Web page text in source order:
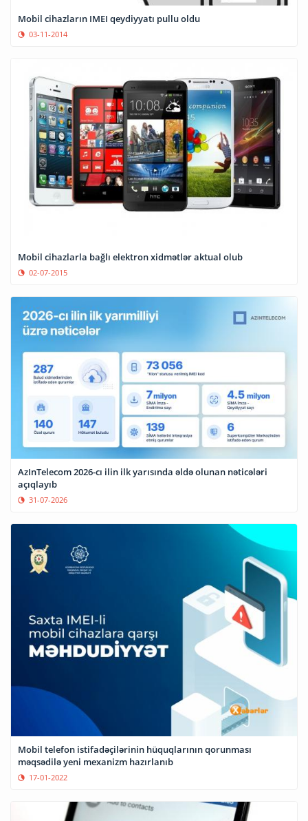
Mobil cihazların IMEI qeydiyyatı pullu oldu
03-11-2014
Mobil cihazlarla bağlı elektron xidmətlər aktual olub
02-07-2015
AzInTelecom 2026-cı ilin ilk yarısında əldə olunan nəticələri
açıqlayıb
31-07-2026
Mobil telefon istifadəçilərinin hüquqlarının qorunması
məqsədilə yeni mexanizm hazırlanıb
17-01-2022